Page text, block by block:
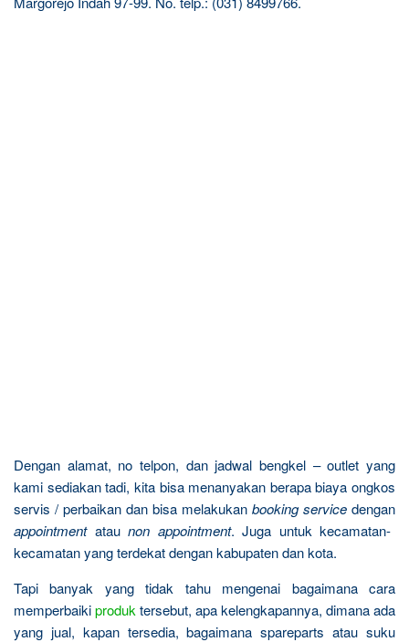
Dengan alamat, no telpon, dan jadwal bengkel – outlet yang
kami sediakan tadi, kita bisa menanyakan berapa biaya ongkos
servis / perbaikan dan bisa melakukan booking service dengan
appointmentataunon appointment. Juga untuk kecamatan-
kecamatan yang terdekat dengan kabupaten dan kota.
Tapi banyak yang tidak tahu mengenai bagaimana cara
memperbaikiproduk tersebut, apa kelengkapannya, dimana ada
yang jual, kapan tersedia, bagaimana spareparts atau suku